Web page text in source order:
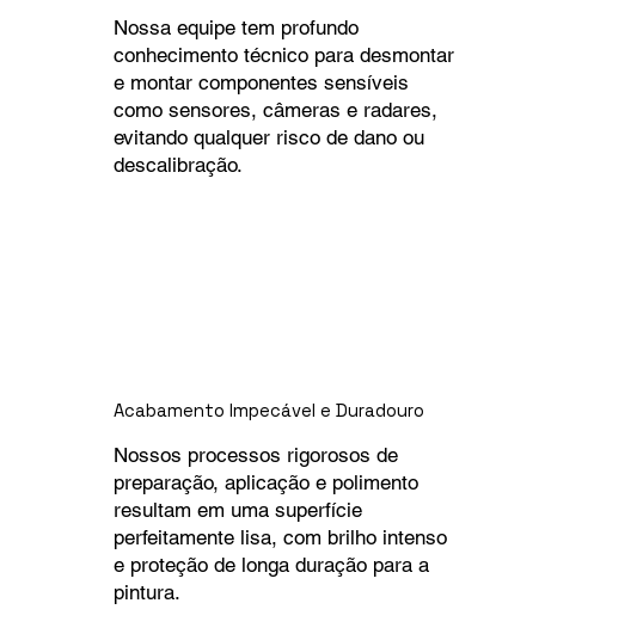
Nossa equipe tem profundo
conhecimento técnico para desmontar
e montar componentes sensíveis
como sensores, câmeras e radares,
evitando qualquer risco de dano ou
descalibração.
Acabamento Impecável e Duradouro
Nossos processos rigorosos de
preparação, aplicação e polimento
resultam em uma superfície
perfeitamente lisa, com brilho intenso
e proteção de longa duração para a
pintura.